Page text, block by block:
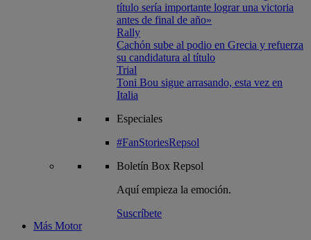
título sería importante lograr una victoria
antes de final de año»
Rally
Cachón sube al podio en Grecia y refuerza
su candidatura al título
Trial
Toni Bou sigue arrasando, esta vez en
Italia
Especiales
#FanStoriesRepsol
Boletín Box Repsol
Aquí empieza la emoción.
Suscríbete
Más Motor